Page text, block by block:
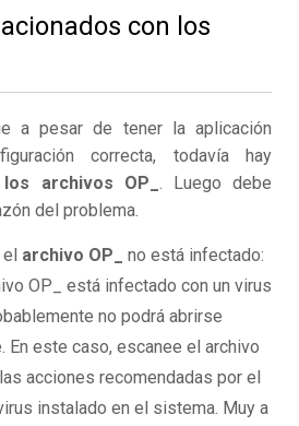
con los
a pesar de tener la aplicación
correcta, todavía hay
archivos OP_ . Luego debe
del problema.
archivo OP_
no está infectado:
OP_ está infectado con un virus
no podrá abrirse
En este caso, escanee el archivo
acciones recomendadas por el
instalado en el sistema. Muy a